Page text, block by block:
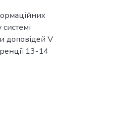
доповідей V
13-14